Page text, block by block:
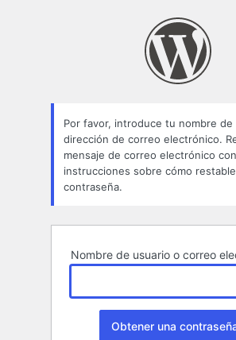
Por favor, introduce tu nombre de
dirección de correo electrónico.
mensaje de correo electrónico con
instrucciones sobre cómo
contraseña.
Nombre de usuario o correo